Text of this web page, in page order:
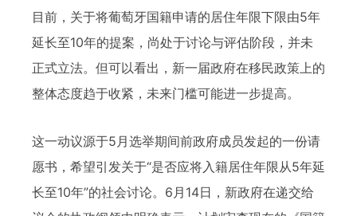
目前，关于将葡萄牙国籍申请的居住年限下限由5年
延长至10年的提案，尚处于讨论与评估阶段，并未
正式立法。但可以看出，新一届政府在移民政策上的
整体态度趋于收紧，未来门槛可能进一步提高。
这一动议源于5月选举期间前政府成员发起的一份请
愿书，希望引发关于“是否应将入籍居住年限从5年延
长至10年”的社会讨论。6月14日，新政府在递交给